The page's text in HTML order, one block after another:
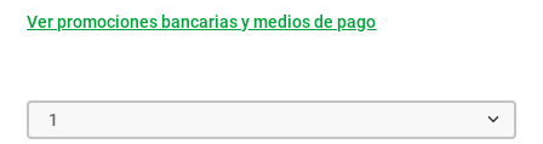
Ver promociones bancarias y medios de pago
1